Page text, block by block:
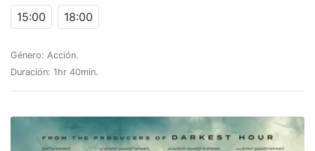
15:00
18:00
Género: Acción.
Duración: 1hr 40min.